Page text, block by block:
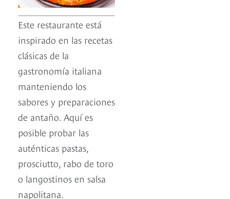
Este restaurante está
inspirado en las recetas
clásicas de la
gastronomía italiana
manteniendo los
sabores y preparaciones
de antaño. Aquí es
posible probar las
auténticas pastas,
prosciutto, rabo de toro
o langostinos en salsa
napolitana.